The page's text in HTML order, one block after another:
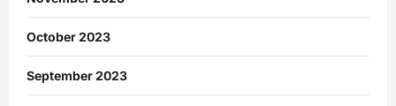
October 2023
September 2023